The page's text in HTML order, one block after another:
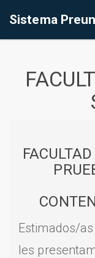
Sistema
Estimados/
les